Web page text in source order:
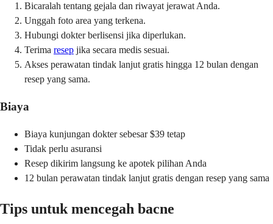
Bicaralah tentang gejala dan riwayat jerawat Anda.
Unggah foto area yang terkena.
Hubungi dokter berlisensi jika diperlukan.
Terima resep jika secara medis sesuai.
Akses perawatan tindak lanjut gratis hingga 12 bulan dengan
resep yang sama.
Biaya
Biaya kunjungan dokter sebesar $39 tetap
Tidak perlu asuransi
Resep dikirim langsung ke apotek pilihan Anda
12 bulan perawatan tindak lanjut gratis dengan resep yang sama
Tips untuk mencegah bacne